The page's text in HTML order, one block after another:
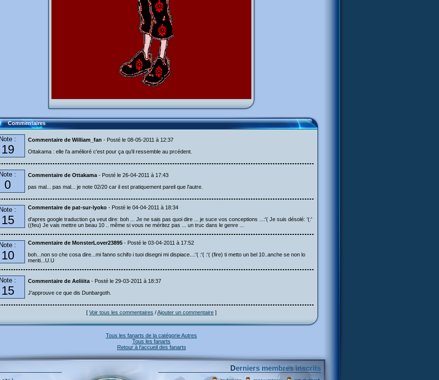
Commentaires
Note :
19
Commentaire de William_fan - Posté le 08-05-2011 à 12:37
Ottakama : elle l'a amélioré c'est pour ça qu'il ressemble au prcédent.
Note :
0
Commentaire de Ottakama - Posté le 26-04-2011 à 17:43
pas mal... pas mal... je note 02/20 car il est pratiquement pareil que l'autre.
Note :
15
Commentaire de pat-sur-lyoko - Posté le 04-04-2011 à 18:34
d'apres google traduction ça veut dire: boh ... Je ne sais pas quoi dire ... je suce vos conceptions ...:'( Je suis désolé: '(:'
((feu) Je vais mettre un beau 10 .. même si vous ne méritez pas ... un truc dans le genre ...
Note :
10
Commentaire de MonsterLover23895 - Posté le 03-04-2011 à 17:52
boh...non so che cosa dire...mi fanno schifo i tuoi disegni mi dispiace...:'( :'( :'( (fire) ti metto un bel 10..anche se non lo
meriti...U.U
Note :
15
Commentaire de Aeliiita - Posté le 29-03-2011 à 18:37
J'approuve ce que dis Dunbargoth.
[ Voir tous les commentaires /Ajouter un commentaire ]
Tous les fanarts de la catégorie Autres
Tous les fanarts
Retour à l'accueil des fanarts
Derniers membres inscrits